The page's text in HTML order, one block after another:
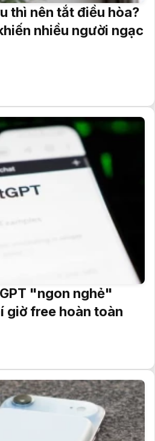
thì nên tắt điều hòa?
nhiều người ngạc
"ngon nghẻ"
giờ free hoàn toàn